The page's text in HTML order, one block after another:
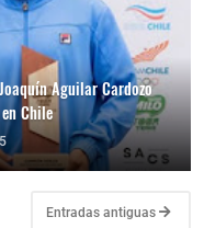
Aguilar Cardozo
Chile
Entradas antiguas